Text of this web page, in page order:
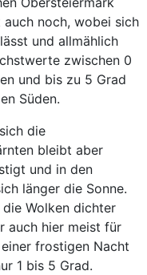
noch, wobei sich
und allmählich
zwischen 0
und bis zu 5 Grad
Süden.
die
bleibt aber
und in den
länger die Sonne.
Wolken dichter
auch hier meist für
frostigen Nacht
1 bis 5 Grad.